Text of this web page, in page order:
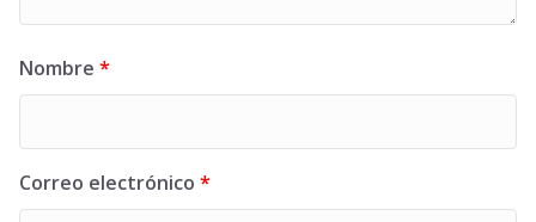
Nombre *
Correo electrónico *